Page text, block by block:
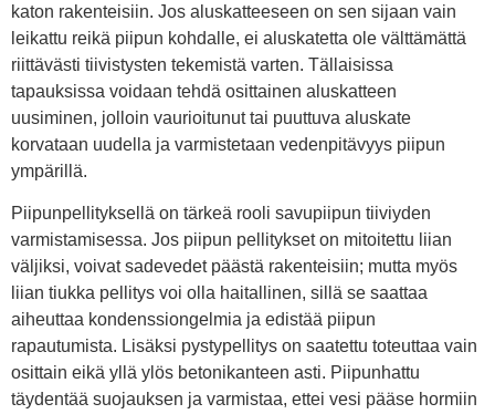
katon rakenteisiin. Jos aluskatteeseen on sen sijaan vain
leikattu reikä piipun kohdalle, ei aluskatetta ole välttämättä
riittävästi tiivistysten tekemistä varten. Tällaisissa
tapauksissa voidaan tehdä osittainen aluskatteen
uusiminen, jolloin vaurioitunut tai puuttuva aluskate
korvataan uudella ja varmistetaan vedenpitävyys piipun
ympärillä.
Piipunpellityksellä on tärkeä rooli savupiipun tiiviyden
varmistamisessa. Jos piipun pellitykset on mitoitettu liian
väljiksi, voivat sadevedet päästä rakenteisiin; mutta myös
liian tiukka pellitys voi olla haitallinen, sillä se saattaa
aiheuttaa kondenssiongelmia ja edistää piipun
rapautumista. Lisäksi pystypellitys on saatettu toteuttaa vain
osittain eikä yllä ylös betonikanteen asti. Piipunhattu
täydentää suojauksen ja varmistaa, ettei vesi pääse hormiin